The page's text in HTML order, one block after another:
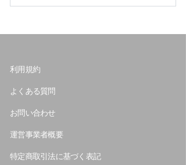
利用規約
よくある質問
お問い合わせ
運営事業者概要
特定商取引法に基づく表記